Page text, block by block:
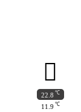
22.8 ℃
11.9 ℃